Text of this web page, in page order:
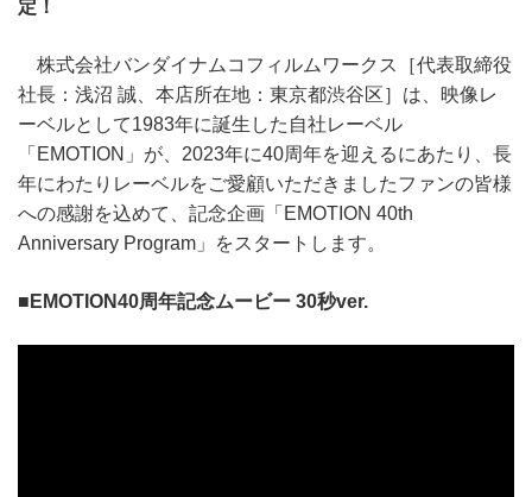
定！
株式会社バンダイナムコフィルムワークス［代表取締役
社長：浅沼 誠、本店所在地：東京都渋谷区］は、映像レ
ーベルとして1983年に誕生した自社レーベル
「EMOTION」が、2023年に40周年を迎えるにあたり、長
年にわたりレーベルをご愛顧いただきましたファンの皆様
への感謝を込めて、記念企画「EMOTION 40th
Anniversary Program」をスタートします。
■EMOTION40周年記念ムービー 30秒ver.